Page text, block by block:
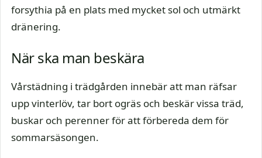
forsythia på en plats med mycket sol och utmärkt
dränering.
När ska man beskära
Vårstädning i trädgården innebär att man räfsar
upp vinterlöv, tar bort ogräs och beskär vissa träd,
buskar och perenner för att förbereda dem för
sommarsäsongen.